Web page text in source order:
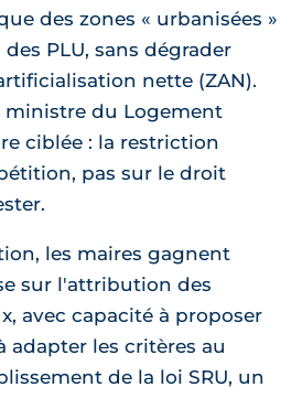
des zones « urbanisées »
PLU, sans dégrader
nette (ZAN).
ministre du Logement
ciblée : la restriction
pas sur le droit
les maires gagnent
sur l'attribution des
avec capacité à proposer
adapter les critères au
de la loi SRU, un